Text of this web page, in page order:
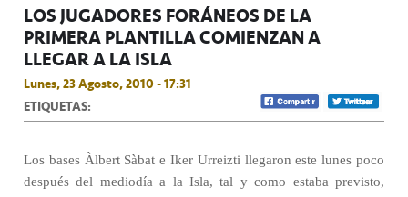
LOS JUGADORES FORÁNEOS DE LA
PRIMERA PLANTILLA COMIENZAN A
LLEGAR A LA ISLA
Lunes, 23 Agosto, 2010 - 17:31
ETIQUETAS:
Los bases Àlbert Sàbat e Iker Urreizti llegaron este lunes poco
después del mediodía a la Isla, tal y como estaba previsto,